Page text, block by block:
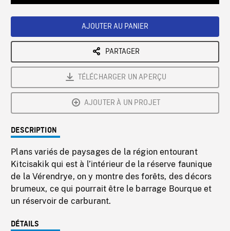
AJOUTER AU PANIER
PARTAGER
TÉLÉCHARGER UN APERÇU
AJOUTER À UN PROJET
DESCRIPTION
Plans variés de paysages de la région entourant
Kitcisakik qui est à l’intérieur de la réserve faunique
de la Vérendrye, on y montre des forêts, des décors
brumeux, ce qui pourrait être le barrage Bourque et
un réservoir de carburant.
DÉTAILS